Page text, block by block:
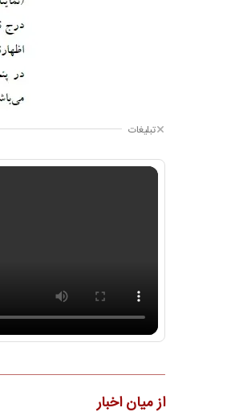
تبلیغات
از میان اخبار